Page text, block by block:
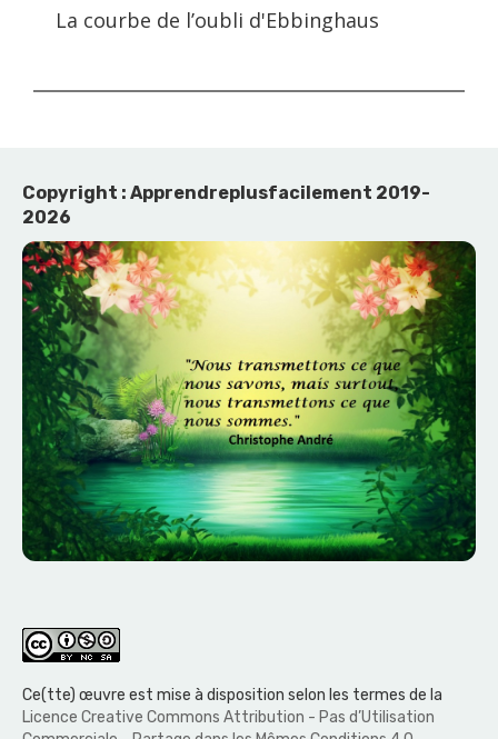
La courbe de l’oubli d'Ebbinghaus
Copyright : Apprendreplusfacilement 2019-
2026
Ce(tte) œuvre est mise à disposition selon les termes de la
Licence Creative Commons Attribution - Pas d’Utilisation